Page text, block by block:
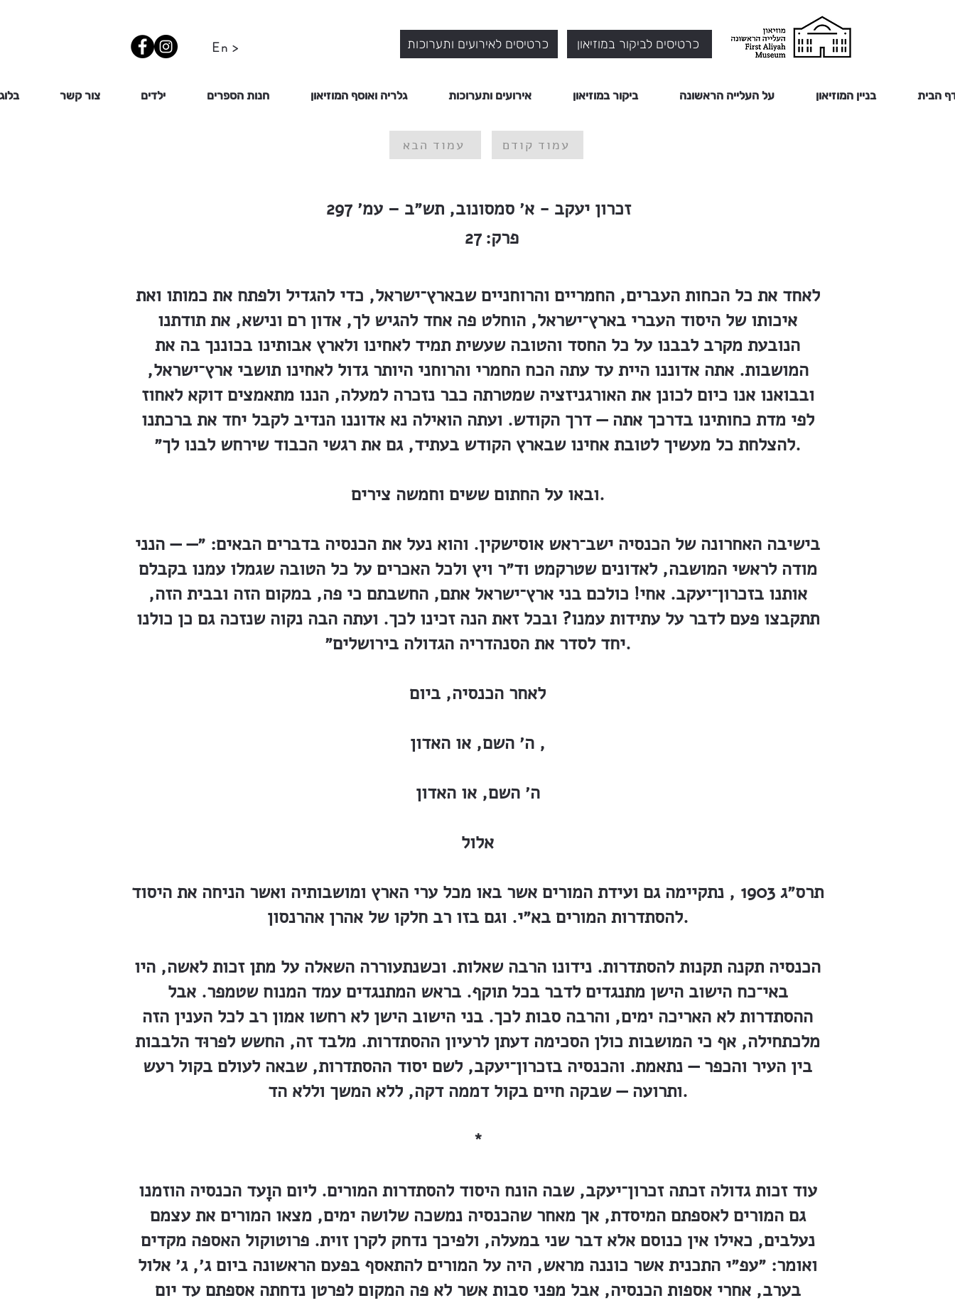
En > כרטיסים לאירועים ותערוכות כרטיסים לביקור במוזיאון
הבית בניין המוזיאון על העלייה הראשונה ביקור במוזיאון אירועים ותערוכות גלריה ואוסף המוזיאון חנות הספרים ילדים צור קשר
עמוד הבא עמוד קודם
זכרון יעקב - א׳ סמסונוב, תש״ב – עמ׳ 297
27 פרק:
לאחד את כל הכחות העברים, החמריים והרוחניים שבארץ־ישראל, כדי להגדיל ולפתח את כמותו ואת
איכותו של היסוד העברי בארץ־ישראל, הוחלט פה אחד להגיש לך, אדון רם ונישא, את תודתנו
הנובעת מקרב לבבנו על כל החסד והטובה שעשית תמיד לאחינו ולארץ אבותינו בכוננך בה את
המושבות. אתה אדוננו היית עד עתה הכח החמרי והרוחני היותר גדול לאחינו תושבי ארץ־ישראל,
ובבואנו אנו כיום לכונן את האורגניזציה שמטרתה כבר נזכרה למעלה, הננו מתאמצים דוקא לאחוז
לפי מדת כחותינו בדרכך אתה — דרך הקודש. ועתה הואילה נא אדוננו הנדיב לקבל יחד את ברכתנו
להצלחת כל מעשיך לטובת אחינו שבארץ הקודש בעתיד, גם את רגשי הכבוד שירחש לבנו לך״.
ובאו על החתום ששים וחמשה צירים.
בישיבה האחרונה של הכנסיה ישב־ראש אוסישקין. והוא נעל את הכנסיה בדברים הבאים: ״— — הנני
מודה לראשי המושבה, לאדונים שטרקמט וד״ר ויץ ולכל האכרים על כל הטובה שגמלו עמנו בקבלם
אותנו בזכרון־יעקב. אחי! כולכם בני ארץ־ישראל אתם, החשבתם כי פה, במקום הזה ובבית הזה,
תתקבצו פעם לדבר על עתידות עמנו? ובכל זאת הנה זכינו לכך. ועתה הבה נקוה שנזכה גם כן כולנו
יחד לסדר את הסנהדריה הגדולה בירושלים״.
לאחר הכנסיה, ביום
ה׳ השם, או האדון ,
ה׳ השם, או האדון
אלול
תרס״ג 1903 , נתקיימה גם ועידת המורים אשר באו מכל ערי הארץ ומושבותיה ואשר הניחה את היסוד
להסתדרות המורים בא״י. וגם בזו רב חלקו של אהרן אהרנסון.
הכנסיה תקנה תקנות להסתדרות. נידונו הרבה שאלות. וכשנתעוררה השאלה על מתן זכות לאשה, היו
באי־כח הישוב הישן מתנגדים לדבר בכל תוקף. בראש המתנגדים עמד המנוח שטמפר. אבל
ההסתדרות לא האריכה ימים, והרבה סבות לכך. בני הישוב הישן לא רחשו אמון רב לכל הענין הזה
מלכתחילה, אף כי המושבות כולן הסכימה דעתן לרעיון ההסתדרות. מלבד זה, החשש לפרוּד הלבבות
בין העיר והכפר — נתאמת. והכנסיה בזכרון־יעקב, לשם יסוד ההסתדרות, שבאה לעולם בקול רעש
ותרועה — שבקה חיים בקול דממה דקה, ללא המשך וללא הד.
*
עוד זכות גדולה זכתה זכרון־יעקב, שבה הונח היסוד להסתדרות המורים. ליום הוָעד הכנסיה הוזמנו
גם המורים לאספתם המיסדת, אך מאחר שהכנסיה נמשכה שלושה ימים, מצאו המורים את עצמם
נעלבים, כאילו אין כנוסם אלא דבר שני במעלה, ולפיכך נדחק לקרן זוית. פרוטוקול האספה מקדים
ואומר: ״עפ״י התכנית אשר כוננה מראש, היה על המורים להתאסף בפעם הראשונה ביום ג׳, ג׳ אלול
בערב, אחרי אספות הכנסיה, אבל מפני סבות אשר לא פה המקום לפרטן נדחתה אספתם עד יום